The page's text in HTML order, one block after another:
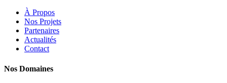
À Propos
Nos Projets
Partenaires
Actualités
Contact
Nos Domaines